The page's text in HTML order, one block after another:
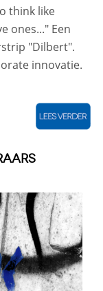
think like
ones..." Een
"Dilbert".
innovatie.